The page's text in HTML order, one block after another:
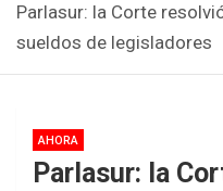
Parlasur: la Corte
sueldos de legisladores
AHORA
Parlasur: la